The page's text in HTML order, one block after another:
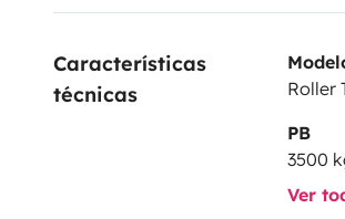
Características
técnicas
Roller
PB
3500
Ver